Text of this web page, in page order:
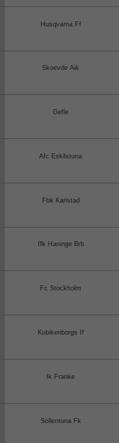
Husqvarna Ff
Skoevde Aik
Gefle
Afc Eskilstuna
Fbk Karlstad
Ifk Haninge Brb
Fc Stockholm
Kubikenborgs If
Ik Franke
Sollentuna Fk